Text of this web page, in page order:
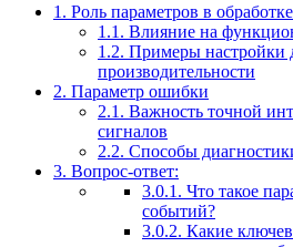
1. Роль параметров в
1.1. Влияние на
1.2. Примеры настройки
производительности
2. Параметр ошибки
2.1. Важность точной
сигналов
2.2. Способы
3. Вопрос-ответ:
3.0.1. Что такое
событий?
3.0.2. Какие